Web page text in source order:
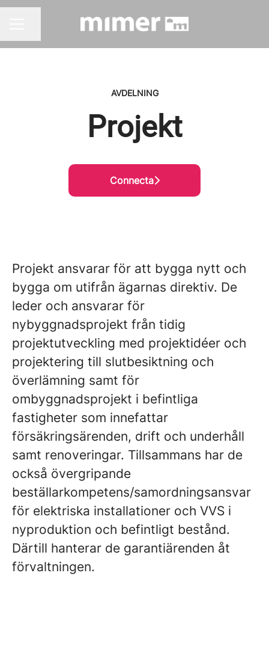
AVDELNING
Projekt
Connecta
Projekt ansvarar för att bygga nytt och
bygga om utifrån ägarnas direktiv. De
leder och ansvarar för
nybyggnadsprojekt från tidig
projektutveckling med projektidéer och
projektering till slutbesiktning och
överlämning samt för
ombyggnadsprojekt i befintliga
fastigheter som innefattar
försäkringsärenden, drift och underhåll
samt renoveringar. Tillsammans har de
också övergripande
beställarkompetens/samordningsansvar
för elektriska installationer och VVS i
nyproduktion och befintligt bestånd.
Därtill hanterar de garantiärenden åt
förvaltningen.